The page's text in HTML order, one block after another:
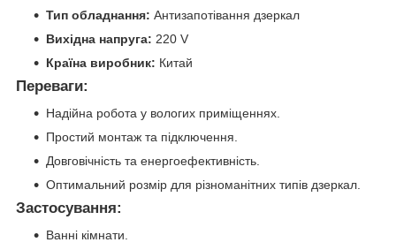
Тип обладнання: Антизапотівання дзеркал
Вихідна напруга: 220 V
Країна виробник: Китай
Переваги:
Надійна робота у вологих приміщеннях.
Простий монтаж та підключення.
Довговічність та енергоефективність.
Оптимальний розмір для різноманітних типів дзеркал.
Застосування:
Ванні кімнати.